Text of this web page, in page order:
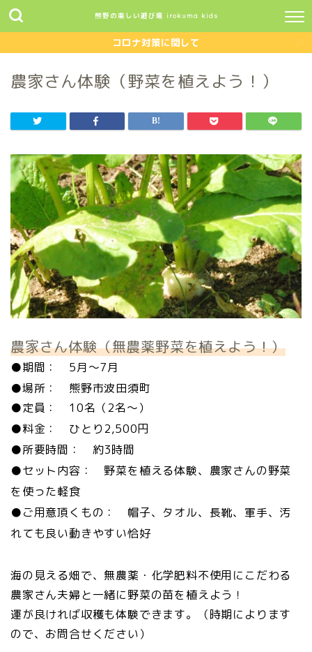
熊野の楽しい遊び場 irokuma kids
コロナ対策に関して
農家さん体験（野菜を植えよう！）
農家さん体験（無農薬野菜を植えよう！）
●期間： 5月～7月
●場所： 熊野市波田須町
●定員： 10名（2名～）
●料金： ひとり2,500円
●所要時間： 約3時間
●セット内容： 野菜を植える体験、農家さんの野菜
を使った軽食
●ご用意頂くもの： 帽子、タオル、長靴、軍手、汚
れても良い動きやすい恰好
海の見える畑で、無農薬・化学肥料不使用にこだわる
農家さん夫婦と一緒に野菜の苗を植えよう！
運が良ければ収穫も体験できます。（時期によります
ので、お問合せください）